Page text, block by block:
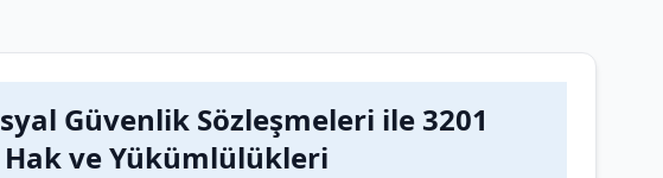
Güvenlik Sözleşmeleri ile 3201
Hak ve Yükümlülükleri